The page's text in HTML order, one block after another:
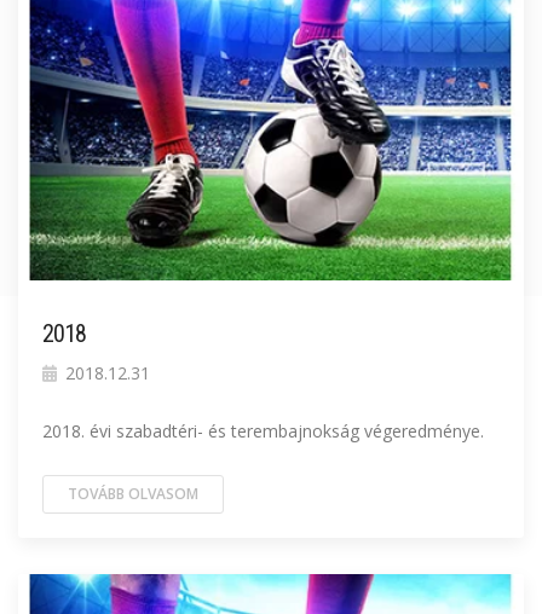
2018
2018.12.31
2018. évi szabadtéri- és terembajnokság végeredménye.
TOVÁBB OLVASOM